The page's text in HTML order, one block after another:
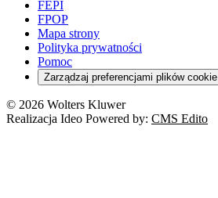
FEPI
FPOP
Mapa strony
Polityka prywatności
Pomoc
Zarządzaj preferencjami plików cookie
© 2026 Wolters Kluwer
Realizacja Ideo Powered by: CMS Edito